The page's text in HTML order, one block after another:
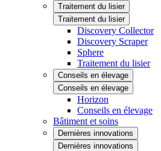
Traitement du lisier
Traitement du lisier
Discovery Collector
Discovery Scraper
Sphere
Traitement du lisier
Conseils en élevage
Conseils en élevage
Horizon
Conseils en élevage
Bâtiment et soins
Dernières innovations
Dernières innovations